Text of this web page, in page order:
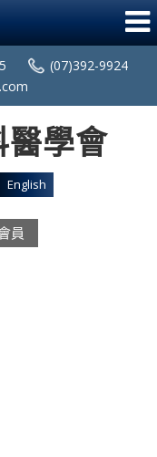
(07)392-9924
English
員